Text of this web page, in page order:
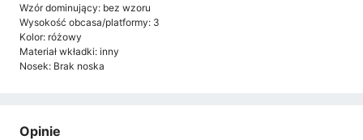
Wzór dominujący: bez wzoru
Wysokość obcasa/platformy: 3
Kolor: różowy
Materiał wkładki: inny
Nosek: Brak noska
Opinie